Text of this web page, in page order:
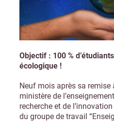
Objectif : 100 %
écologique !
Neuf mois après sa remise
ministère de
recherche et de
du groupe de travail